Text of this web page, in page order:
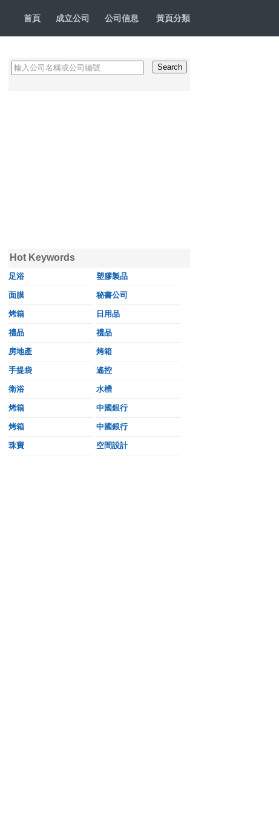
首頁 成立公司 公司信息 黃頁分類
Hot Keywords
足浴 塑膠製品
面膜 秘書公司
烤箱 日用品
禮品 禮品
房地產 烤箱
手提袋 遙控
衛浴 水槽
烤箱 中國銀行
烤箱 中國銀行
珠寶 空間設計